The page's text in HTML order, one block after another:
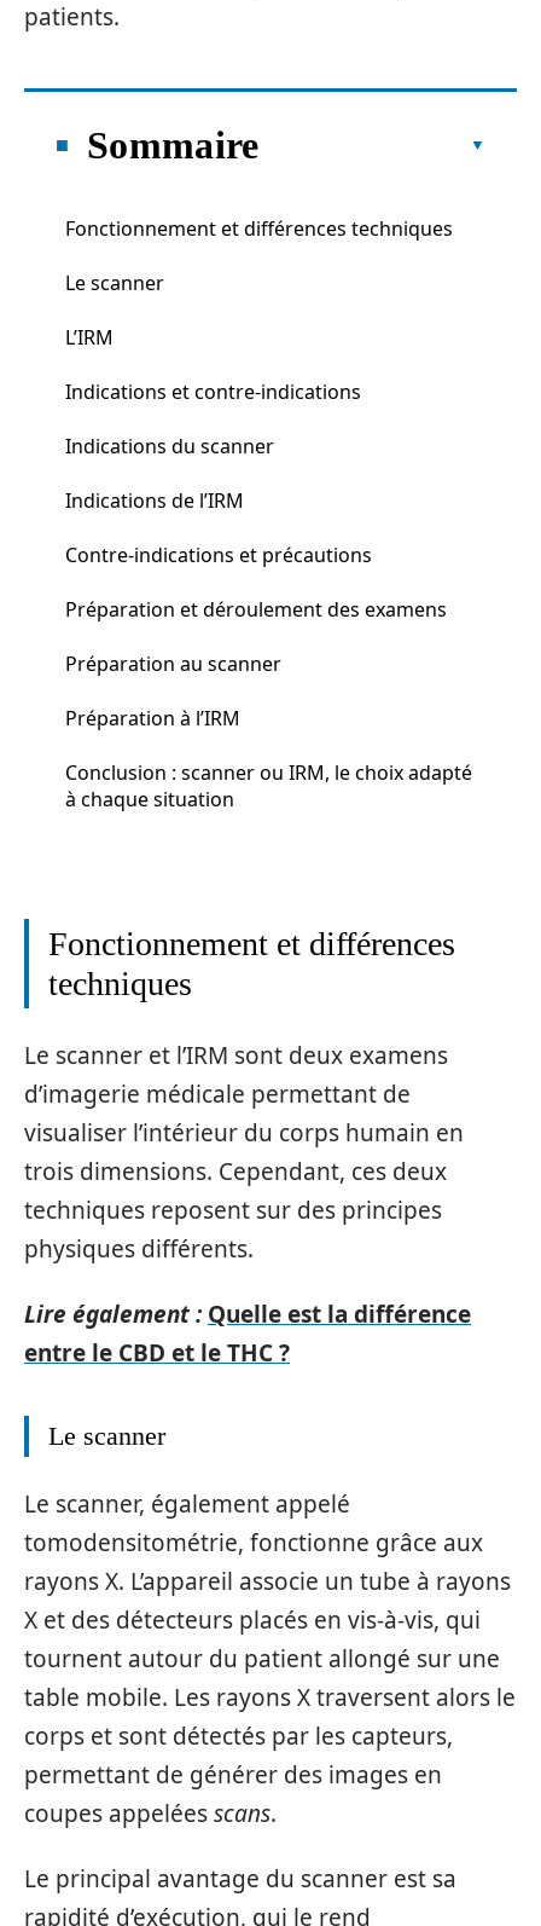
patients.
Sommaire
Fonctionnement et différences techniques
Le scanner
L’IRM
Indications et contre-indications
Indications du scanner
Indications de l’IRM
Contre-indications et précautions
Préparation et déroulement des examens
Préparation au scanner
Préparation à l’IRM
Conclusion : scanner ou IRM, le choix adapté
à chaque situation
Fonctionnement et différences
techniques
Le scanner et l’IRM sont deux examens
d’imagerie médicale permettant de
visualiser l’intérieur du corps humain en
trois dimensions. Cependant, ces deux
techniques reposent sur des principes
physiques différents.
Lire également : Quelle est la différence
entre le CBD et le THC ?
Le scanner
Le scanner, également appelé
tomodensitométrie, fonctionne grâce aux
rayons X. L’appareil associe un tube à rayons
X et des détecteurs placés en vis-à-vis, qui
tournent autour du patient allongé sur une
table mobile. Les rayons X traversent alors le
corps et sont détectés par les capteurs,
permettant de générer des images en
coupes appeléesscans.
Le principal avantage du scanner est sa
rapidité d’exécution, qui le rend